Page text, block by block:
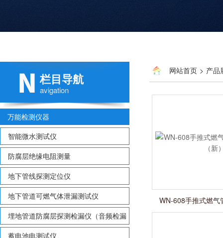
栏目导航
avigation
万能检测仪器
智能微水测试仪
防腐层绝缘电阻测量
地下管线探测定位仪
地下管道可燃气体泄漏测试仪
埋地管道防腐层探测检漏仪（音频检漏
仪）
蓄电池电测试仪
网站首页 > 产品
WN-608手推式燃气
（新